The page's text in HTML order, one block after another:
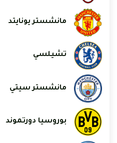
مانشستر يونايتد
تشيلسي
مانشستر سيتي
بوروسيا دورتموند